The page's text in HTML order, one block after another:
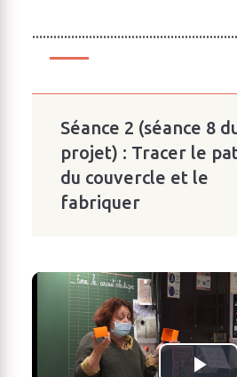
Séance 2 (séance 8
projet) : Tracer le
du couvercle et le
fabriquer